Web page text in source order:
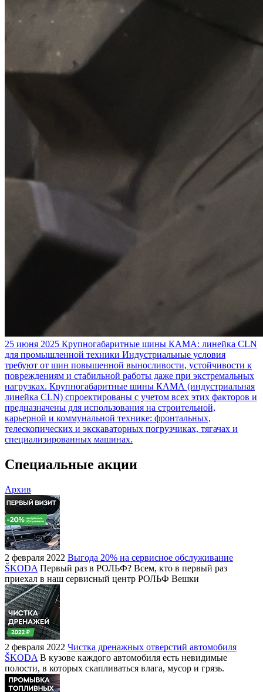
25 июня 2025 Крупногабаритные шины КАМА: линейка CLN
для промышленной техники Индустриальные условия
требуют от шин повышенной выносливости, устойчивости к
повреждениям и стабильной работы даже при экстремальных
нагрузках. Крупногабаритные шины КАМА (индустриальная
линейка CLN) спроектированы с учетом всех этих факторов и
предназначены для использования на строительной,
карьерной и коммунальной технике: фронтальных,
телескопических и экскаваторных погрузчиках, тягачах и
специализированных машинах.
Специальные акции
Архив
2 февраля 2022 Выгода 20% на сервисное обслуживание
ŠKODA Первый раз в РОЛЬФ? Всем, кто в первый раз
приехал в наш сервисный центр РОЛЬФ Вешки
2 февраля 2022 Чистка дренажных отверстий автомобиля
ŠKODA В кузове каждого автомобиля есть невидимые
полости, в которых скапливаться влага, мусор и грязь.